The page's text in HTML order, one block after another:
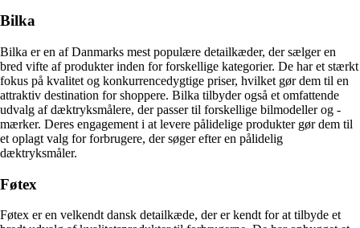
Bilka
Bilka er en af Danmarks mest populære detailkæder, der sælger en
bred vifte af produkter inden for forskellige kategorier. De har et stærkt
fokus på kvalitet og konkurrencedygtige priser, hvilket gør dem til en
attraktiv destination for shoppere. Bilka tilbyder også et omfattende
udvalg af dæktryksmålere, der passer til forskellige bilmodeller og -
mærker. Deres engagement i at levere pålidelige produkter gør dem til
et oplagt valg for forbrugere, der søger efter en pålidelig
dæktryksmåler.
Føtex
Føtex er en velkendt dansk detailkæde, der er kendt for at tilbyde et